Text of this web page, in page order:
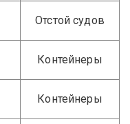
Отстой судов
Контейнеры
Контейнеры